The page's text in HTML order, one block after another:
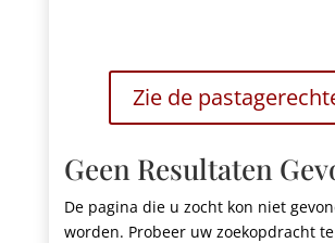
Zie de
Geen Resultaten
De pagina die u zocht kon niet
worden. Probeer uw zoekopdracht